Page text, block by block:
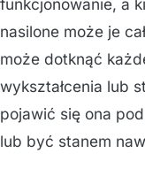
funkcjonowanie, a
nasilone może je
może dotknąć
wykształcenia lub
pojawić się ona
lub być stanem